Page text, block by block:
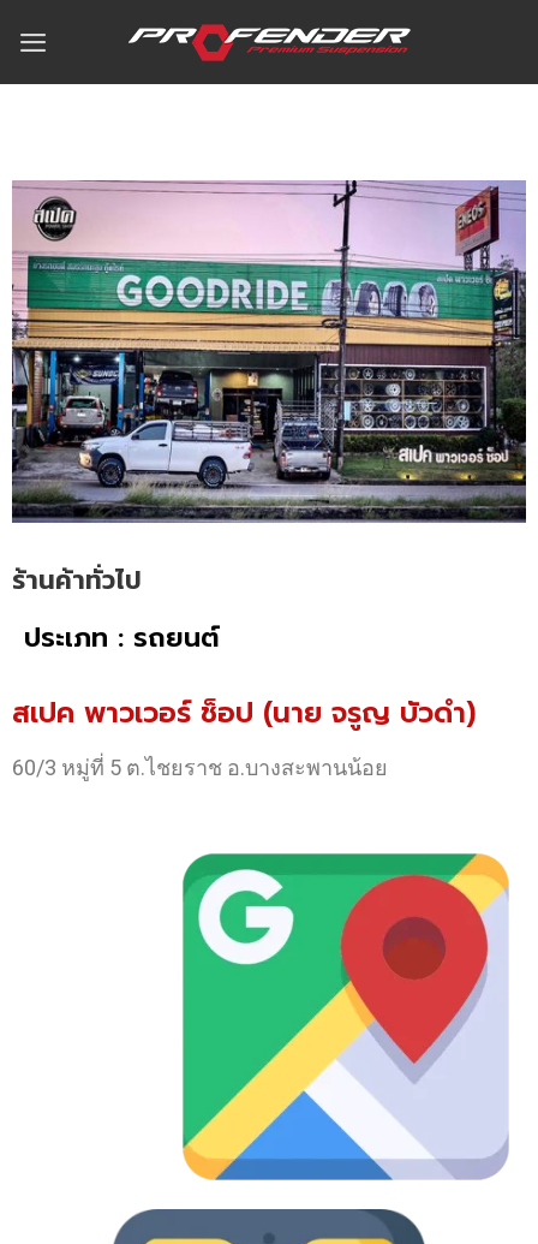
ร้านค้าทั่วไป
ประเภท : รถยนต์
สเปค พาวเวอร์ ช็อป (นาย จรูญ บัวดำ)
60/3 หมู่ที่ 5 ต.ไชยราช อ.บางสะพานน้อย